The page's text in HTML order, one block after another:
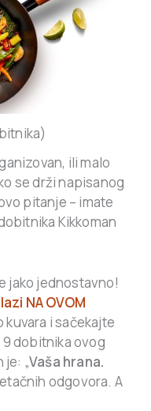
ili malo
se drži napisanog
pitanje – imate
Kikkoman
jako jednostavno!
NA OVOM
kuvara i sačekajte
dobitnika ovog
je: „Vaša hrana.
odgovora. A